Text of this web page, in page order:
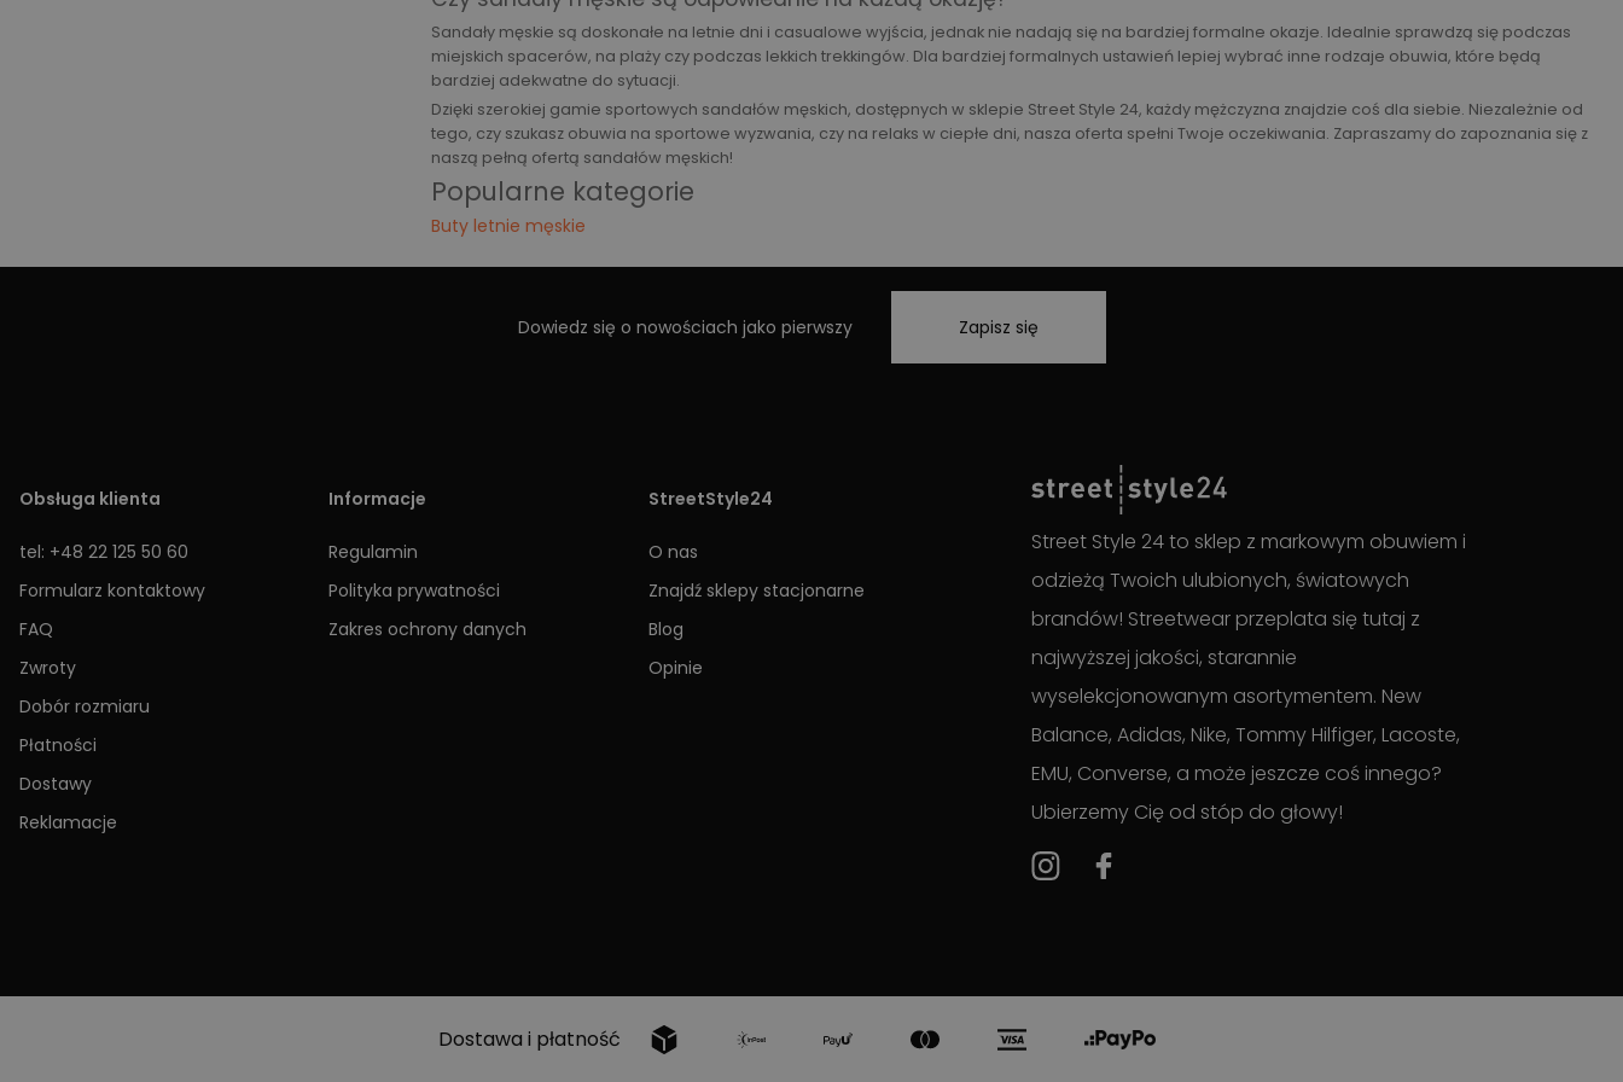
Sandały męskie są doskonałe na letnie dni i casualowe wyjścia, jednak nie nadają się na bardziej formalne okazje. Idealnie sprawdzą się podczas
miejskich spacerów, na plaży czy podczas lekkich trekkingów. Dla bardziej formalnych ustawień lepiej wybrać inne rodzaje obuwia, które będą
bardziej adekwatne do sytuacji.
Dzięki szerokiej gamie sportowych sandałów męskich, dostępnych w sklepie Street Style 24, każdy mężczyzna znajdzie coś dla siebie. Niezależnie od
tego, czy szukasz obuwia na sportowe wyzwania, czy na relaks w ciepłe dni, nasza oferta spełni Twoje oczekiwania. Zapraszamy do zapoznania się z
naszą pełną ofertą sandałów męskich!
Popularne kategorie
Buty letnie męskie
Dowiedz się o nowościach jako pierwszy Zapisz się
Obsługa klienta
tel: +48 22 125 50 60
Formularz kontaktowy
FAQ
Zwroty
Dobór rozmiaru
Płatności
Dostawy
Reklamacje
Informacje
Regulamin
Polityka prywatności
Zakres ochrony danych
StreetStyle24
O nas
Znajdź sklepy stacjonarne
Blog
Opinie
Street Style 24 to sklep z markowym obuwiem i
odzieżą Twoich ulubionych, światowych
brandów! Streetwear przeplata się tutaj z
najwyższej jakości, starannie
wyselekcjonowanym asortymentem. New
Balance, Adidas, Nike, Tommy Hilfiger, Lacoste,
EMU, Converse, a może jeszcze coś innego?
Ubierzemy Cię od stóp do głowy!
Dostawa i płatność